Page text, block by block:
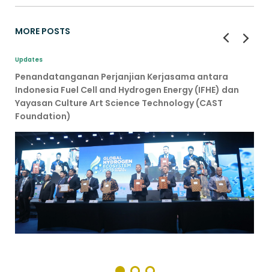
MORE POSTS
Updates
Penandatanganan Perjanjian Kerjasama antara
Indonesia Fuel Cell and Hydrogen Energy (IFHE) dan
Yayasan Culture Art Science Technology (CAST
Foundation)